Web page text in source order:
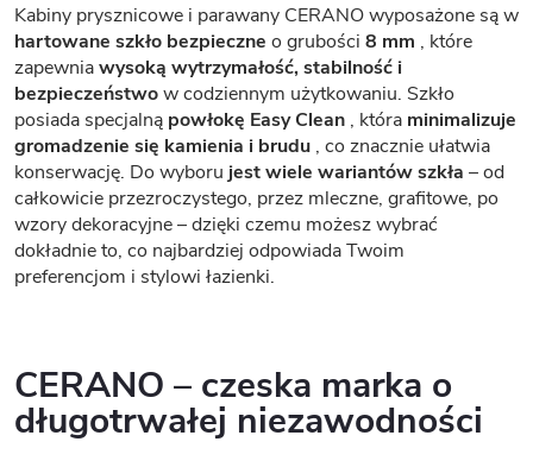
Kabiny prysznicowe i parawany CERANO wyposażone są w
hartowane szkło bezpieczne o grubości 8 mm , które
zapewniawysoką wytrzymałość, stabilność i
bezpieczeństwow codziennym użytkowaniu. Szkło
posiada specjalną powłokę Easy Clean , która minimalizuje
gromadzenie się kamienia i brudu , co znacznie ułatwia
konserwację. Do wyboru jest wiele wariantów szkła – od
całkowicie przezroczystego, przez mleczne, grafitowe, po
wzory dekoracyjne – dzięki czemu możesz wybrać
dokładnie to, co najbardziej odpowiada Twoim
preferencjom i stylowi łazienki.
CERANO – czeska marka o
długotrwałej niezawodności